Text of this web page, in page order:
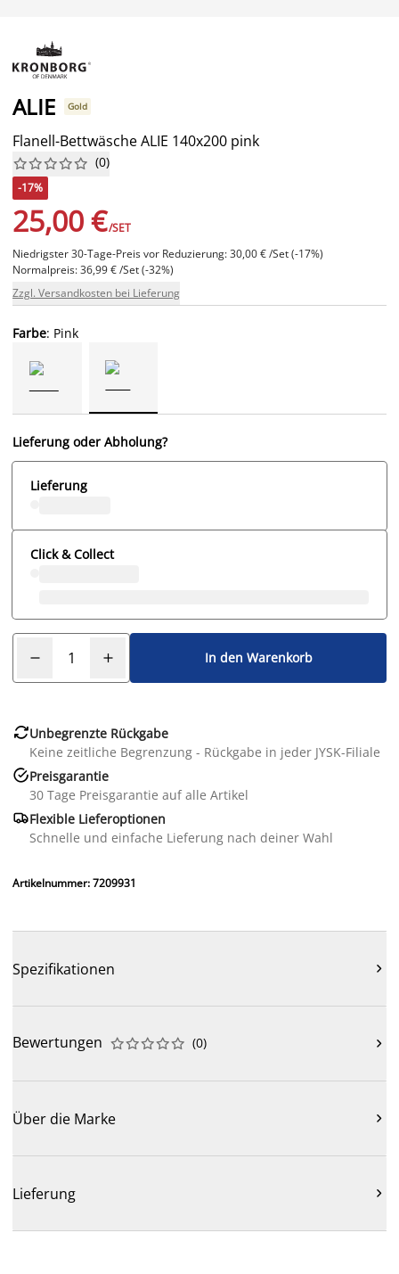
ALIE Gold
Flanell-Bettwäsche ALIE 140x200 pink





 (0)
-17%
25,00 €/SET
Niedrigster 30-Tage-Preis vor Reduzierung: 30,00 € /Set (-17%)
Normalpreis: 36,99 € /Set (-32%)
Zzgl. Versandkosten bei Lieferung
Farbe: Pink
Lieferung oder Abholung?
Lieferung
Click & Collect
In den Warenkorb
Unbegrenzte Rückgabe
Keine zeitliche Begrenzung - Rückgabe in jeder JYSK-Filiale
Preisgarantie
30 Tage Preisgarantie auf alle Artikel
Flexible Lieferoptionen
Schnelle und einfache Lieferung nach deiner Wahl
Artikelnummer: 7209931
Spezifikationen 
Bewertungen 




 (0) 
Über die Marke 
Lieferung 